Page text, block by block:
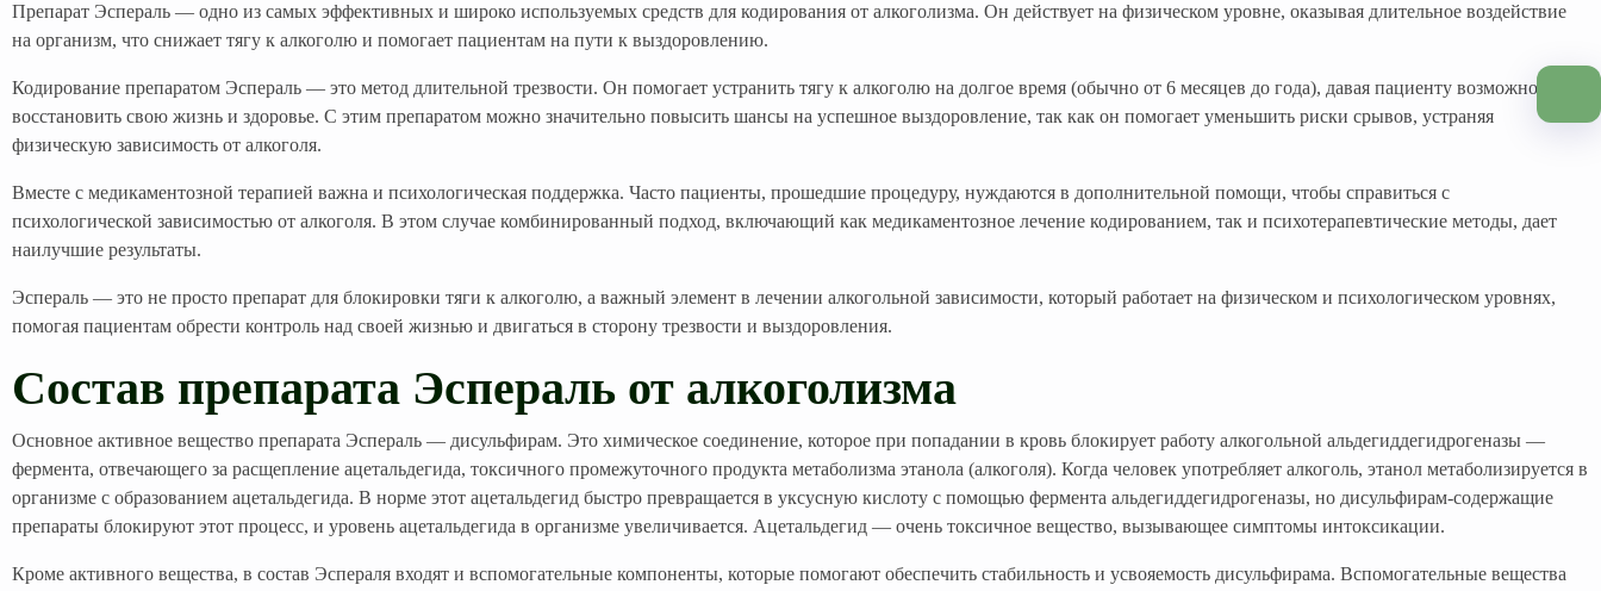
Препарат Эспераль — одно из самых эффективных и широко используемых средств для кодирования от алкоголизма. Он действует на физическом уровне, оказывая длительное воздействие
на организм, что снижает тягу к алкоголю и помогает пациентам на пути к выздоровлению.
Кодирование препаратом Эспераль — это метод длительной трезвости. Он помогает устранить тягу к алкоголю на долгое время (обычно от 6 месяцев до года), давая пациенту возможность
восстановить свою жизнь и здоровье. С этим препаратом можно значительно повысить шансы на успешное выздоровление, так как он помогает уменьшить риски срывов, устраняя
физическую зависимость от алкоголя.
Вместе с медикаментозной терапией важна и психологическая поддержка. Часто пациенты, прошедшие процедуру, нуждаются в дополнительной помощи, чтобы справиться с
психологической зависимостью от алкоголя. В этом случае комбинированный подход, включающий как медикаментозное лечение кодированием, так и психотерапевтические методы, дает
наилучшие результаты.
Эспераль — это не просто препарат для блокировки тяги к алкоголю, а важный элемент в лечении алкогольной зависимости, который работает на физическом и психологическом уровнях,
помогая пациентам обрести контроль над своей жизнью и двигаться в сторону трезвости и выздоровления.
Состав препарата Эспераль от алкоголизма
Основное активное вещество препарата Эспераль — дисульфирам. Это химическое соединение, которое при попадании в кровь блокирует работу алкогольной альдегиддегидрогеназы —
фермента, отвечающего за расщепление ацетальдегида, токсичного промежуточного продукта метаболизма этанола (алкоголя). Когда человек употребляет алкоголь, этанол метаболизируется в
организме с образованием ацетальдегида. В норме этот ацетальдегид быстро превращается в уксусную кислоту с помощью фермента альдегиддегидрогеназы, но дисульфирам-содержащие
препараты блокируют этот процесс, и уровень ацетальдегида в организме увеличивается. Ацетальдегид — очень токсичное вещество, вызывающее симптомы интоксикации.
Кроме активного вещества, в состав Эспераля входят и вспомогательные компоненты, которые помогают обеспечить стабильность и усвояемость дисульфирама. Вспомогательные вещества